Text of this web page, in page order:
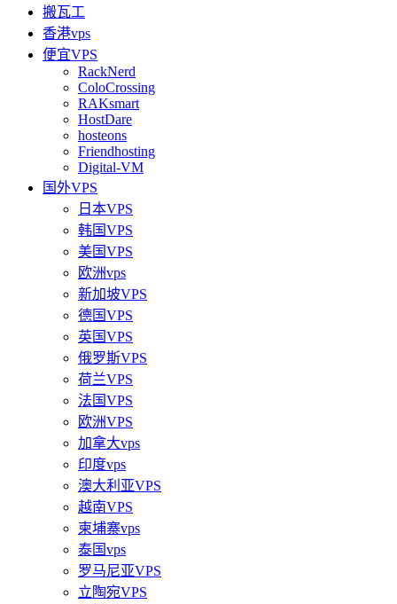
搬瓦工
香港vps
便宜VPS
RackNerd
ColoCrossing
RAKsmart
HostDare
hosteons
Friendhosting
Digital-VM
国外VPS
日本VPS
韩国VPS
美国VPS
欧洲vps
新加坡VPS
德国VPS
英国VPS
俄罗斯VPS
荷兰VPS
法国VPS
欧洲VPS
加拿大vps
印度vps
澳大利亚VPS
越南VPS
柬埔寨vps
泰国vps
罗马尼亚VPS
立陶宛VPS